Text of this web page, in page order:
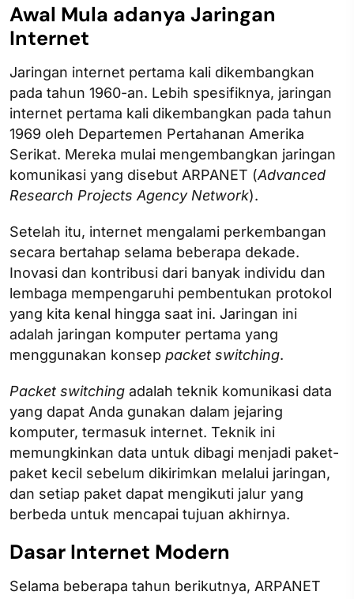
Awal Mula adanya Jaringan
Internet
Jaringan internet pertama kali dikembangkan
pada tahun 1960-an. Lebih spesifiknya, jaringan
internet pertama kali dikembangkan pada tahun
1969 oleh Departemen Pertahanan Amerika
Serikat. Mereka mulai mengembangkan jaringan
komunikasi yang disebut ARPANET (Advanced
Research Projects Agency Network).
Setelah itu, internet mengalami perkembangan
secara bertahap selama beberapa dekade.
Inovasi dan kontribusi dari banyak individu dan
lembaga mempengaruhi pembentukan protokol
yang kita kenal hingga saat ini. Jaringan ini
adalah jaringan komputer pertama yang
menggunakan konsep packet switching.
Packet switching adalah teknik komunikasi data
yang dapat Anda gunakan dalam jejaring
komputer, termasuk internet. Teknik ini
memungkinkan data untuk dibagi menjadi paket-
paket kecil sebelum dikirimkan melalui jaringan,
dan setiap paket dapat mengikuti jalur yang
berbeda untuk mencapai tujuan akhirnya.
Dasar Internet Modern
Selama beberapa tahun berikutnya, ARPANET